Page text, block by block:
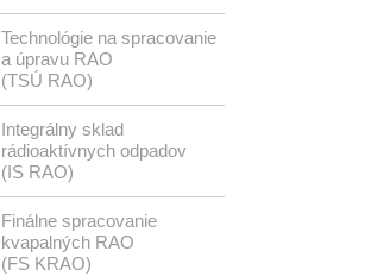
Technológie na spracovanie
a úpravu RAO
(TSÚ RAO)
Integrálny sklad
rádioaktívnych odpadov
(IS RAO)
Finálne spracovanie
kvapalných RAO
(FS KRAO)